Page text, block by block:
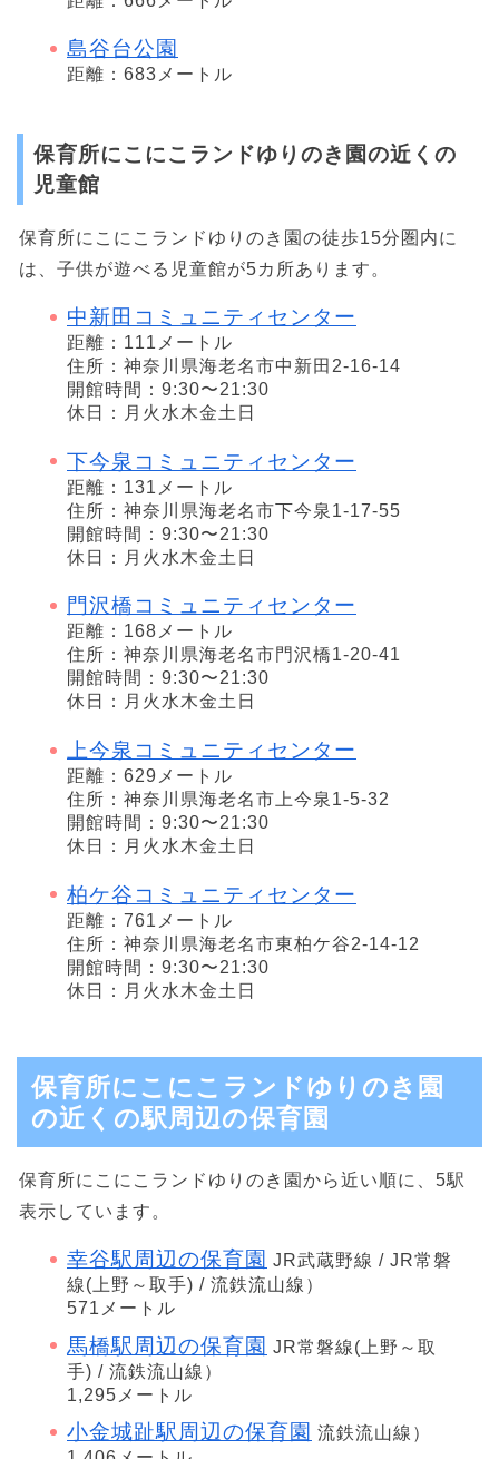
島谷台公園
距離：683メートル
保育所にこにこランドゆりのき園の近くの
児童館
保育所にこにこランドゆりのき園の徒歩15分圏内に
は、子供が遊べる児童館が5カ所あります。
中新田コミュニティセンター
距離：111メートル
住所：神奈川県海老名市中新田2-16-14
開館時間：9:30〜21:30
休日：月火水木金土日
下今泉コミュニティセンター
距離：131メートル
住所：神奈川県海老名市下今泉1-17-55
開館時間：9:30〜21:30
休日：月火水木金土日
門沢橋コミュニティセンター
距離：168メートル
住所：神奈川県海老名市門沢橋1-20-41
開館時間：9:30〜21:30
休日：月火水木金土日
上今泉コミュニティセンター
距離：629メートル
住所：神奈川県海老名市上今泉1-5-32
開館時間：9:30〜21:30
休日：月火水木金土日
柏ケ谷コミュニティセンター
距離：761メートル
住所：神奈川県海老名市東柏ケ谷2-14-12
開館時間：9:30〜21:30
休日：月火水木金土日
保育所にこにこランドゆりのき園
の近くの駅周辺の保育園
保育所にこにこランドゆりのき園から近い順に、5駅
表示しています。
幸谷駅周辺の保育園 JR武蔵野線 / JR常磐
線(上野～取手) / 流鉄流山線）
571メートル
馬橋駅周辺の保育園 JR常磐線(上野～取
手) / 流鉄流山線）
1,295メートル
小金城趾駅周辺の保育園 流鉄流山線）